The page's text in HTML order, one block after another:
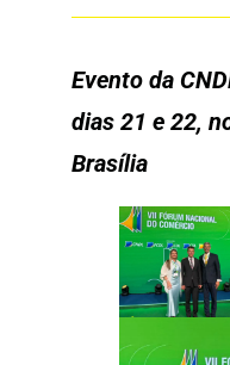
Evento da
dias 21 e 22,
Brasília